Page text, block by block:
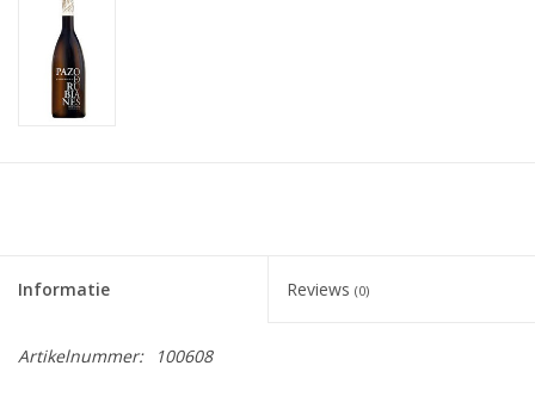
Informatie Reviews (0)
Artikelnummer: 100608